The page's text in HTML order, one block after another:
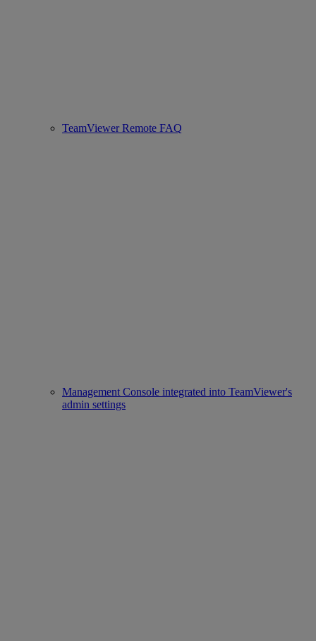
TeamViewer Remote FAQ
Management Console integrated into TeamViewer's
admin settings